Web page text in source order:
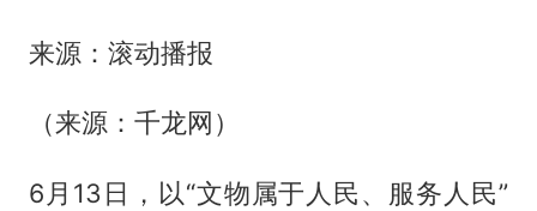
来源：滚动播报
（来源：千龙网）
6月13日，以“文物属于人民、服务人民”